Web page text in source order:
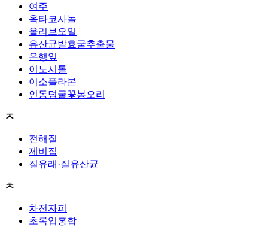
여주
옥타코사놀
올리브오일
유산균발효굴추출물
은행잎
이노시톨
이소플라본
인동덩굴꽃봉오리
ㅈ
전해질
제비집
질유래·질유산균
ㅊ
차전자피
초록입홍합